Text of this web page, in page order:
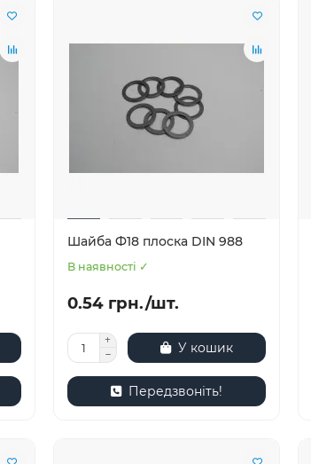
Шайба Ф18 плоска DIN 988
В наявності ✓
0.54 грн./шт.
У кошик
Передзвоніть!